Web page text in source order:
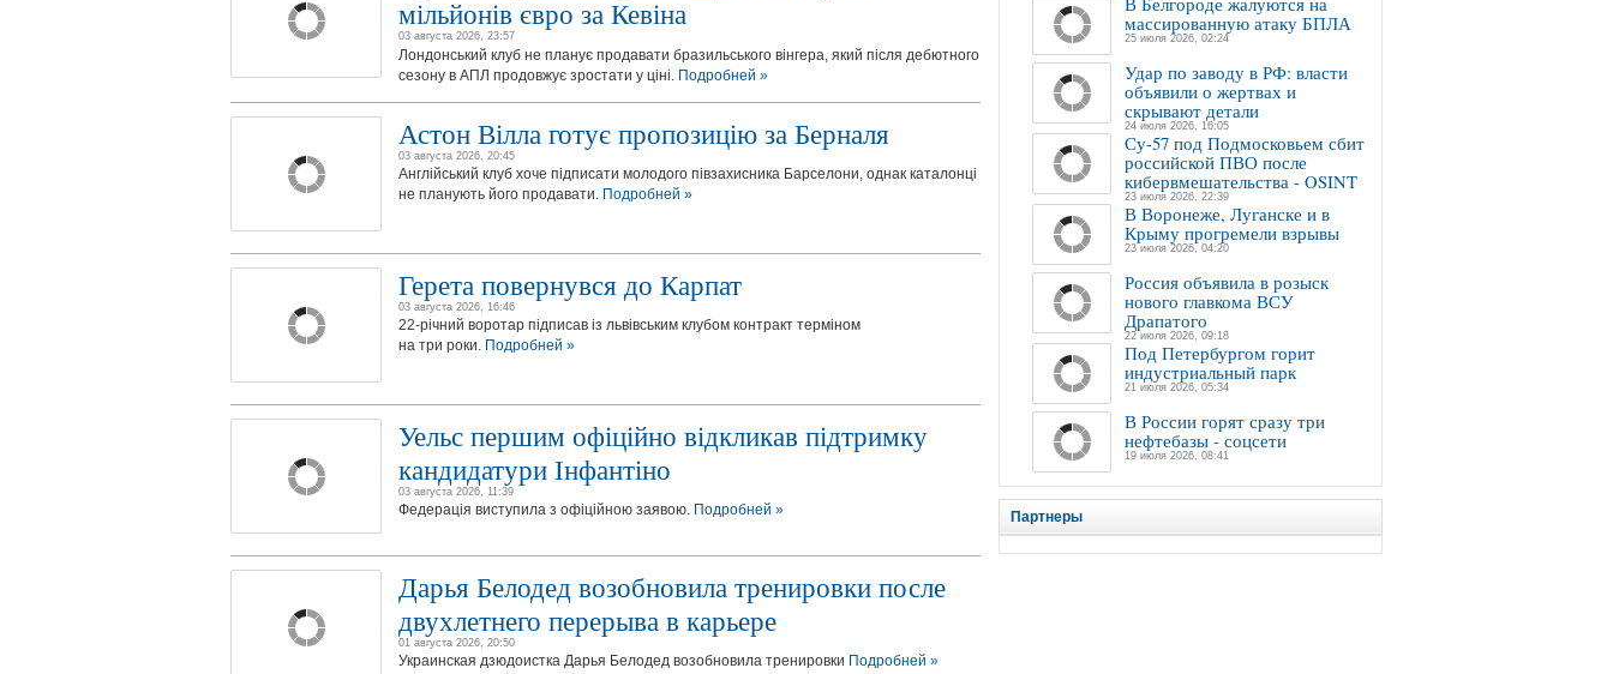
мільйонів євро за Кевіна
03 августа 2026, 23:57
Лондонський клуб не планує продавати бразильського вінгера, який після дебютного
сезону в АПЛ продовжує зростати у ціні. Подробней »
Астон Вілла готує пропозицію за Берналя
03 августа 2026, 20:45
Англійський клуб хоче підписати молодого півзахисника Барселони, однак каталонці
не планують його продавати. Подробней »
Герета повернувся до Карпат
03 августа 2026, 16:46
22-річний воротар підписав із львівським клубом контракт терміном
на три роки. Подробней »
Уельс першим офіційно відкликав підтримку
кандидатури Інфантіно
03 августа 2026, 11:39
Федерація виступила з офіційною заявою. Подробней »
Дарья Белодед возобновила тренировки после
двухлетнего перерыва в карьере
01 августа 2026, 20:50
Украинская дзюдоистка Дарья Белодед возобновила тренировки Подробней »
массированную атаку БПЛА
25 июля 2026, 02:24
Удар по заводу в РФ: власти
объявили о жертвах и
скрывают детали
24 июля 2026, 16:05
Су-57 под Подмосковьем сбит
российской ПВО после
кибервмешательства - OSINT
23 июля 2026, 22:39
В Воронеже, Луганске и в
Крыму прогремели взрывы
23 июля 2026, 04:20
Россия объявила в розыск
нового главкома ВСУ
Драпатого
22 июля 2026, 09:18
Под Петербургом горит
индустриальный парк
21 июля 2026, 05:34
В России горят сразу три
нефтебазы - соцсети
19 июля 2026, 08:41
Партнеры